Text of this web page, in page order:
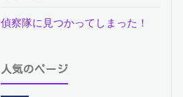
偵察隊に見つかってしまった！
人気のページ